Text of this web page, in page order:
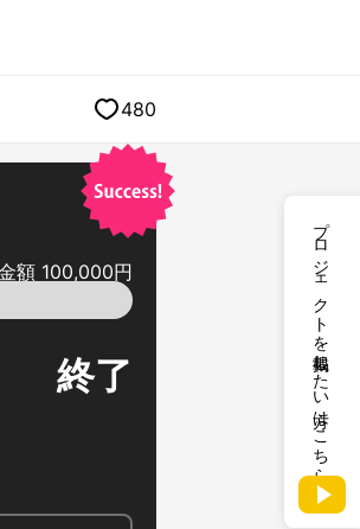
プロジェクトを掲載したい方はこちら
480
額 100,000円
終了